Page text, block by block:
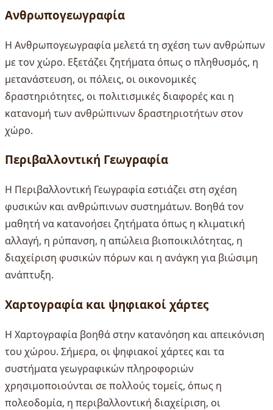
Ανθρωπογεωγραφία
Η Ανθρωπογεωγραφία μελετά τη σχέση των ανθρώπων
με τον χώρο. Εξετάζει ζητήματα όπως ο πληθυσμός, η
μετανάστευση, οι πόλεις, οι οικονομικές
δραστηριότητες, οι πολιτισμικές διαφορές και η
κατανομή των ανθρώπινων δραστηριοτήτων στον
χώρο.
Περιβαλλοντική Γεωγραφία
Η Περιβαλλοντική Γεωγραφία εστιάζει στη σχέση
φυσικών και ανθρώπινων συστημάτων. Βοηθά τον
μαθητή να κατανοήσει ζητήματα όπως η κλιματική
αλλαγή, η ρύπανση, η απώλεια βιοποικιλότητας, η
διαχείριση φυσικών πόρων και η ανάγκη για βιώσιμη
ανάπτυξη.
Χαρτογραφία και ψηφιακοί χάρτες
Η Χαρτογραφία βοηθά στην κατανόηση και απεικόνιση
του χώρου. Σήμερα, οι ψηφιακοί χάρτες και τα
συστήματα γεωγραφικών πληροφοριών
χρησιμοποιούνται σε πολλούς τομείς, όπως η
πολεοδομία, η περιβαλλοντική διαχείριση, οι